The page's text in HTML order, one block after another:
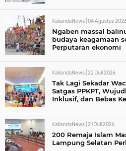
KaliandaNews | 04 Agustus
Ngaben massal
budaya keagamaan
Perputaran ekonomi
KaliandaNews | 22 Juli 2026
Tak Lagi Sekadar
Satgas PPKPT,
Inklusif, dan Bebas
KaliandaNews | 21 Juli 2026
200 Remaja Islam
Lampung Selatan